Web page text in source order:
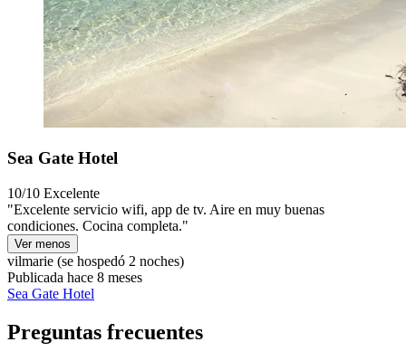
Sea Gate Hotel
10/10 Excelente
"Excelente servicio wifi, app de tv. Aire en muy buenas
condiciones. Cocina completa."
Ver menos
vilmarie (se hospedó 2 noches)
Publicada hace 8 meses
Sea Gate Hotel
Preguntas frecuentes